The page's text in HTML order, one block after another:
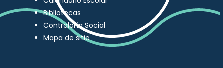
Bibliotecas
Contraloría Social
Mapa de sitio